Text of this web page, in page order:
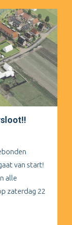
van start!
alle
zaterdag 22